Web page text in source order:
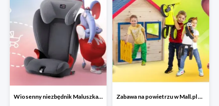
Wiosenny niezbędnik Maluszka w Mall.pl do -44% Zabawa na powietrzu w Mall.pl do -20%